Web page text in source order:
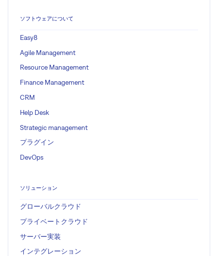
ソフトウェアについて
Easy8
Agile Management
Resource Management
Finance Management
CRM
Help Desk
Strategic management
プラグイン
DevOps
ソリューション
グローバルクラウド
プライベートクラウド
サーバー実装
インテグレーション